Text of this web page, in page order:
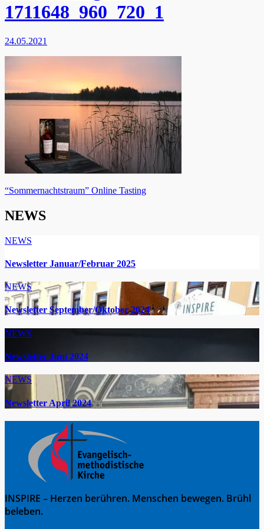
1711648_960_720_1
24.05.2021
Beitragsnavigation
“Sommernachtstraum” Online Tasting
NEWS
NEWS
Newsletter Januar/Februar 2025
NEWS
Newsletter September/Oktober 2024
NEWS
Newsletter Juni 2024
NEWS
Newsletter April 2024
INSPIRE – Herzen berühren. Menschen bewegen. Brühl
beleben.